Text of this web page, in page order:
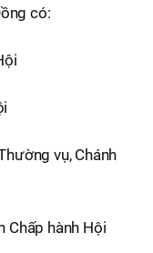
có:
vụ, Chánh
Chấp hành Hội